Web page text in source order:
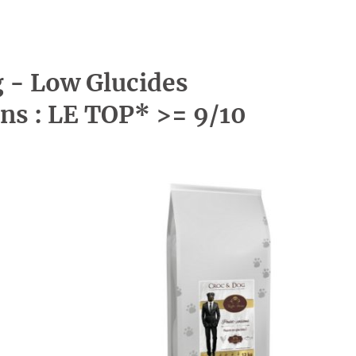
- Low Glucides
: LE TOP* >= 9/10